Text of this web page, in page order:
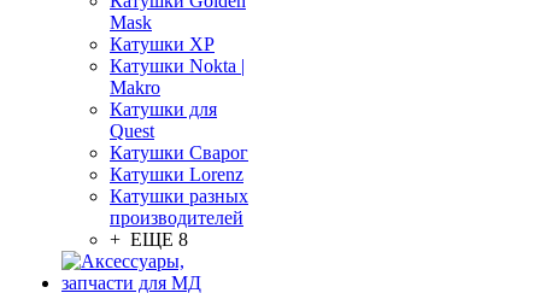
Mask
Катушки XP
Катушки Nokta |
Makro
Катушки для
Quest
Катушки Сварог
Катушки Lorenz
Катушки разных
производителей
+ ЕЩЕ 8